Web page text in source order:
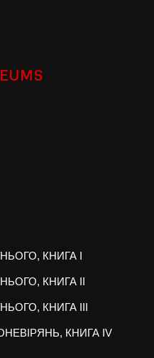
КНИГА I
КНИГА II
КНИГА III
КНИГА IV